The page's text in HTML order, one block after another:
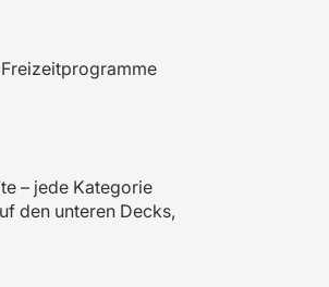
– jede Kategorie
den unteren Decks,